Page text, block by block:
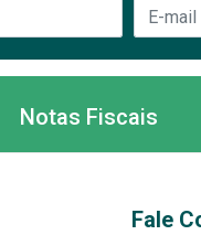
Notas Fiscais
Fale